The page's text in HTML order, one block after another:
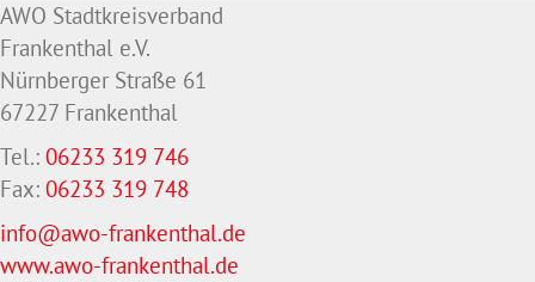
AWO Stadtkreisverband
Frankenthal e.V.
Nürnberger Straße 61
67227 Frankenthal
Tel.: 06233 319 746
Fax: 06233 319 748
info@awo-frankenthal.de
www.awo-frankenthal.de